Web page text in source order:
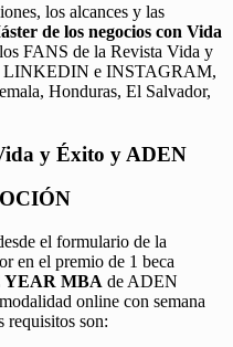
los alcances y las
de los negocios con Vida
FANS de la Revista Vida y
e INSTAGRAM,
Honduras, El Salvador,
y Éxito y ADEN
el formulario de la
en el premio de 1 beca
YEAR MBA de ADEN
online con semana
requisitos son: